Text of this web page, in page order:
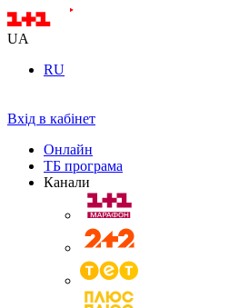
UA
RU
Вхід в кабінет
Онлайн
ТБ програма
Канали